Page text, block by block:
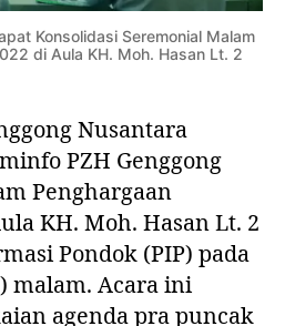
P
e
h
a
r
g
a
a
K
o
Konsolidasi Seremonial Malam
di Aula KH. Moh. Hasan Lt. 2
Nusantara
PZH Genggong
Penghargaan
KH. Moh. Hasan Lt. 2
Pondok (PIP) pada
malam. Acara ini
agenda pra puncak